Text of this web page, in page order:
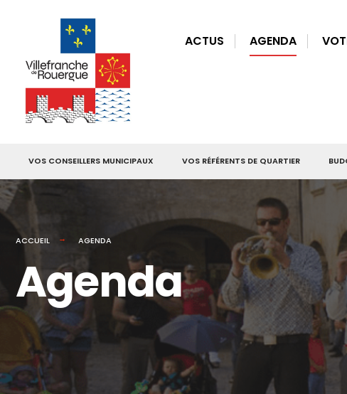
ACTUS AGENDA
VOS CONSEILLERS MUNICIPAUX VOS RÉFÉRENTS DE QUARTIER
ACCUEIL AGENDA
Agenda